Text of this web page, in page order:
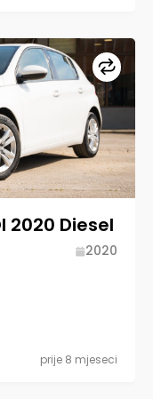
2020 Diesel
2020
prije 8 mjeseci